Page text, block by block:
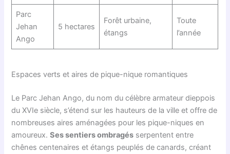
Parc
Jehan
Ango
5 hectares
Forêt urbaine,
étangs
Toute
l’année
Espaces verts et aires de pique-nique romantiques
Le Parc Jehan Ango, du nom du célèbre armateur dieppois
du XVIe siècle, s’étend sur les hauteurs de la ville et offre de
nombreuses aires aménagées pour les pique-niques en
amoureux.Ses sentiers ombragés serpentent entre
chênes centenaires et étangs peuplés de canards, créant